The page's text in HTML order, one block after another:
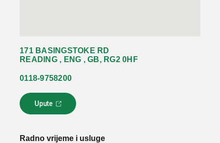
171 BASINGSTOKE RD
READING , ENG , GB, RG2 0HF
0118-9758200
Upute
L
i
k
Radno vrijeme i usluge